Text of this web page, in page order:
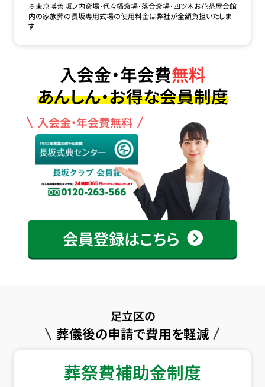
※東京博善 堀ノ内斎場･代々幡斎場･落合斎場･四ツ木お花茶屋会館
内の家族葬の長坂専用式場の使用料金は弊社が全額負担いたしま
す
入会金・年会費無料
あんしん・お得な会員制度
入会金・年会費無料
会員登録はこちら
足立区の
葬儀後の申請で費用を軽減
葬祭費補助金制度